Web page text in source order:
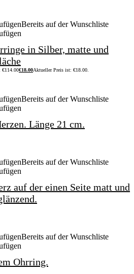
Bereits auf der Wunschliste
in Silber, matte und
€114.00€18.00Aktueller Preis ist: €18.00.
Bereits auf der Wunschliste
Länge 21 cm.
Bereits auf der Wunschliste
auf der einen Seite matt und
Bereits auf der Wunschliste
Ohrring.